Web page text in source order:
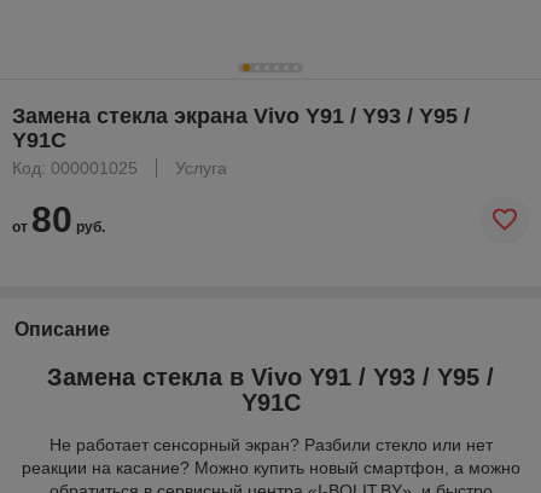
Замена стекла экрана Vivo Y91 / Y93 / Y95 /
Y91C
Код: 000001025 Услуга
от 80 руб.
Описание
Замена стекла в Vivo Y91 / Y93 / Y95 /
Y91C
Не работает сенсорный экран? Разбили стекло или нет
реакции на касание? Можно купить новый смартфон, а можно